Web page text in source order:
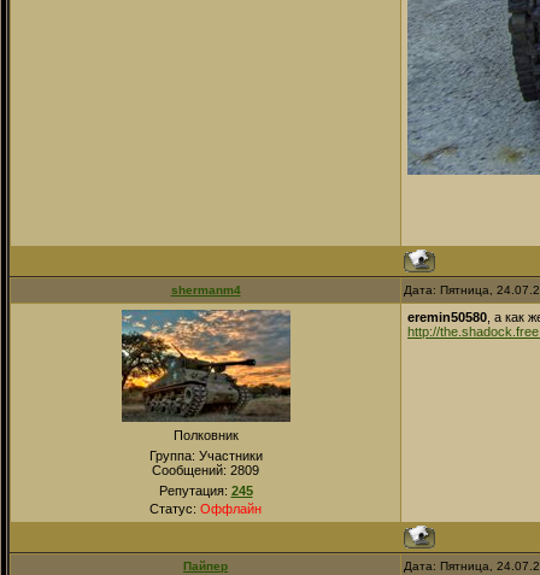
shermanm4 Дата: Пятница,
Полковник
Группа: Участники
Сообщений: 2809
Репутация: 245
Статус: Оффлайн
eremin50580 , а как
http://
Пайпер Дата: Пятница,